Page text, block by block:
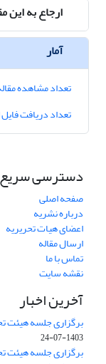
ارجاع به این
آمار
تعداد مشاهده
تعداد دریافت
دسترسی سریع
صفحه اصلی
درباره نشریه
اعضای هیات تحریریه
ارسال مقاله
تماس با ما
نقشه سایت
آخرین اخبار
برگزاری جلسه هیئت
1403-07-24